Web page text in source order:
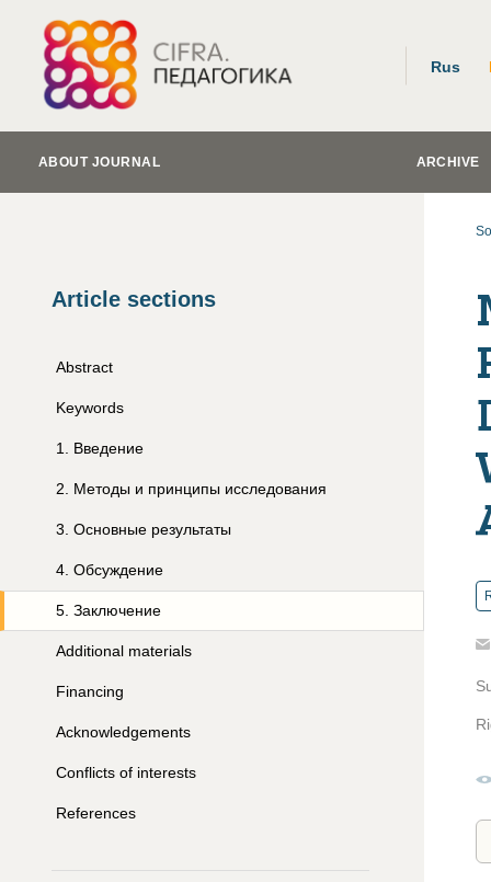
Rus
ABOUT JOURNAL ARCHIVE
Article sections
Abstract
Keywords
1 Введение
2 Методы и принципы исследования
3 Основные результаты
4 Обсуждение
5 Заключение
Additional materials
Financing
Acknowledgements
Conflicts of interests
References